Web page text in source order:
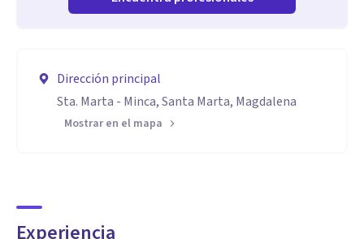
Dirección principal
Sta. Marta - Minca, Santa Marta, Magdalena
Mostrar en el mapa
Experiencia